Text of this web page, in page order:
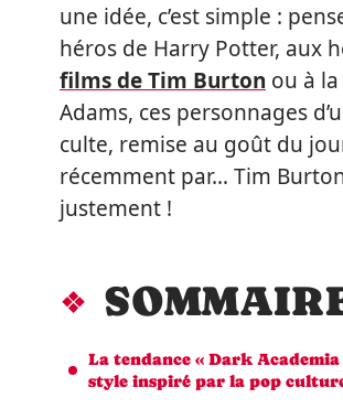
une idée, c’est simple :
héros de Harry Potter, aux
films de Tim Burton ou à
Adams, ces personnages
culte, remise au goût du
récemment par… Tim
justement !
La tendance « Dark Academia
style inspiré par la pop